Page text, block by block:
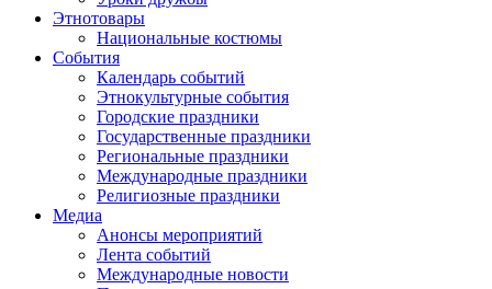
Этнотовары
Национальные костюмы
События
Календарь событий
Этнокультурные события
Городские праздники
Государственные праздники
Региональные праздники
Международные праздники
Религиозные праздники
Медиа
Анонсы мероприятий
Лента событий
Международные новости